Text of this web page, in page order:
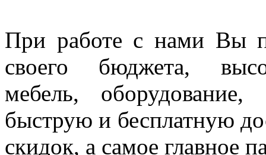
При работе с нами Вы
своего бюджета,
мебель,
быструю и бесплатную
скидок, а самое главное